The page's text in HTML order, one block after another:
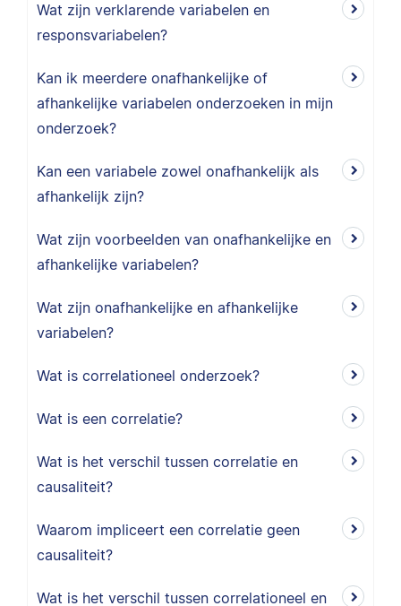
Wat zijn verklarende variabelen en
responsvariabelen?
Kan ik meerdere onafhankelijke of
afhankelijke variabelen onderzoeken in mijn
onderzoek?
Kan een variabele zowel onafhankelijk als
afhankelijk zijn?
Wat zijn voorbeelden van onafhankelijke en
afhankelijke variabelen?
Wat zijn onafhankelijke en afhankelijke
variabelen?
Wat is correlationeel onderzoek?
Wat is een correlatie?
Wat is het verschil tussen correlatie en
causaliteit?
Waarom impliceert een correlatie geen
causaliteit?
Wat is het verschil tussen correlationeel en